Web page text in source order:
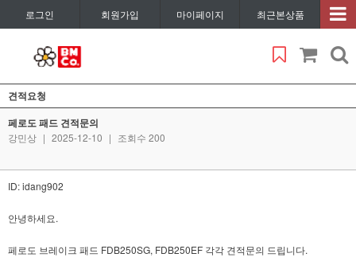
로그인 회원가입 마이페이지 최근본상품
견적요청
페로도 패드 견적문의
강민상 | 2025-12-10 | 조회수 200
ID: idang902
안녕하세요.
페로도 브레이크 패드 FDB250SG, FDB250EF 각각 견적문의 드립니다.